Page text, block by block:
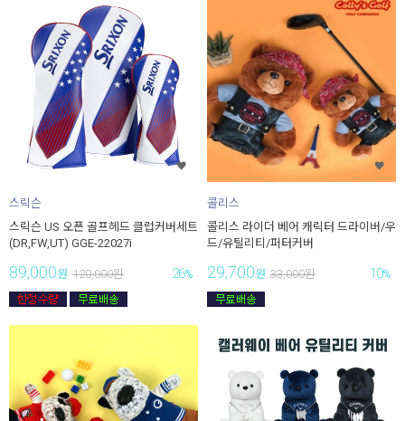
스릭슨
스릭슨 US 오픈 골프헤드 클럽커버세트
(DR,FW,UT) GGE-22027i
89,000원 120,000원 26%
콜리스
콜리스 라이더 베어 캐릭터 드라이버/우
드/유틸리티/퍼터커버
29,700원 33,000원 10%